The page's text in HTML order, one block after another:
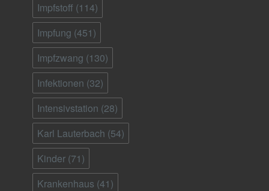
Impfstoff (114)
Impfung (451)
Impfzwang (130)
Infektionen (32)
Intensivstation (28)
Karl Lauterbach (54)
Kinder (71)
Krankenhaus (41)